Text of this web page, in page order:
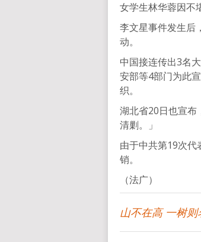
女学生林华蓉因不
李文星事件发生后
动。
中国接连传出3名
安部等4部门为此
织。
湖北省20日也宣布
清剿。」
由于中共第19次
销。
（法广）
山不在高 一树